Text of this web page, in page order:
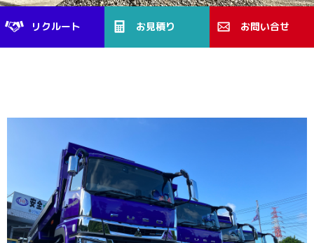
リクルート お見積り お問い合せ